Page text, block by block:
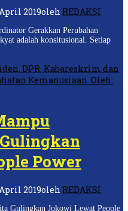
2019oleh REDAKSI
Gerakkan Perubahan
adalah konsitusional. Setiap
Power
2019oleh REDAKSI
Gulingkan Jokowi Lewat People